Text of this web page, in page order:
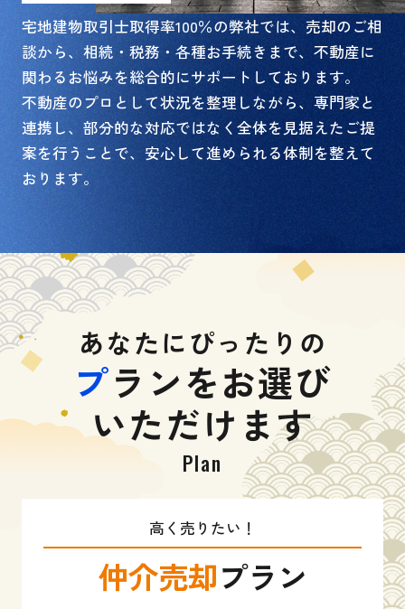
宅地建物取引士取得率100％の弊社では、売却のご相
談から、相続・税務・各種お手続きまで、不動産に
関わるお悩みを総合的にサポートしております。
不動産のプロとして状況を整理しながら、専門家と
連携し、部分的な対応ではなく全体を見据えたご提
案を行うことで、安心して進められる体制を整えて
おります。
あなたにぴったりの
プランをお選び
いただけます
Plan
高く売りたい！
仲介売却プラン